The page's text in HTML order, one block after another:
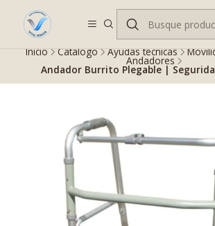
Despacho gratis en RM desde $100.000.
Inicio Catálogo Ayudas técnicas
Andadores
Andador Burrito Plegable |